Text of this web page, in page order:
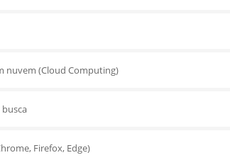
nuvem (Cloud Computing)
Firefox, Edge)